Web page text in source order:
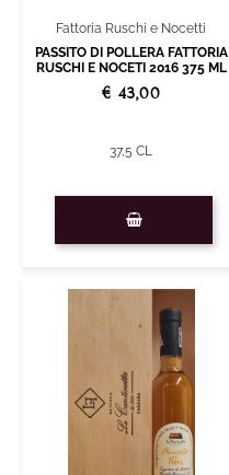
Fattoria Ruschi e Nocetti
PASSITO DI POLLERA FATTORIA
RUSCHI E NOCETI 2016 375 ML
€ 43,00
37,5 CL